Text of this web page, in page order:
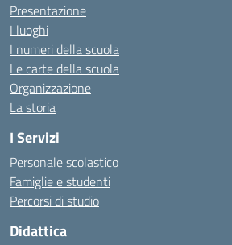
Presentazione
I luoghi
I numeri della scuola
Le carte della scuola
Organizzazione
La storia
I Servizi
Personale scolastico
Famiglie e studenti
Percorsi di studio
Didattica